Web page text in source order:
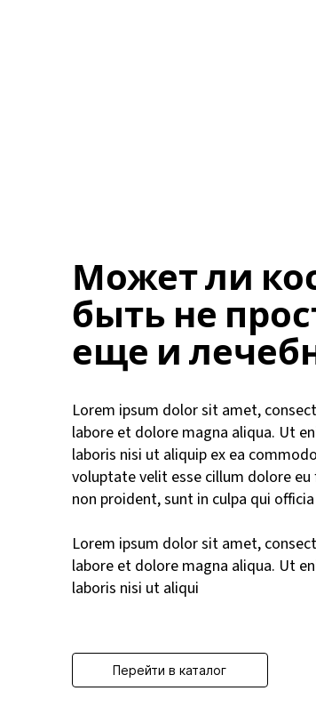
Может ли
быть не
еще и
Lorem ipsum dolor sit amet,
labore et dolore magna aliqua. Ut
laboris nisi ut aliquip ex ea
voluptate velit esse cillum dolore
non proident, sunt in culpa qui
Lorem ipsum dolor sit amet,
labore et dolore magna aliqua. Ut
laboris nisi ut aliqui
Перейти в каталог